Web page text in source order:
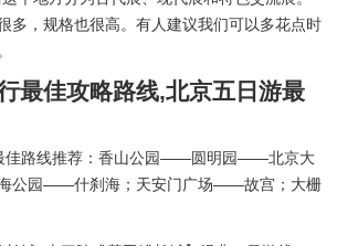
多，规格也很高。有人建议我们可以多花点时
最佳攻略路线,北京五日游最
佳路线推荐：香山公园——圆明园——北京大
公园——什刹海；天安门广场——故宫；大栅